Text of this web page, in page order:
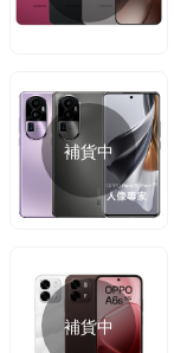
補貨中
補貨中